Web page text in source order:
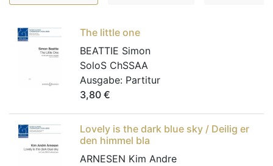
The little one
BEATTIE Simon
SoloS ChSSAA
Ausgabe: Partitur
3,80 €
Lovely is the dark blue sky / Deilig er
den himmel bla
ARNESEN Kim Andre